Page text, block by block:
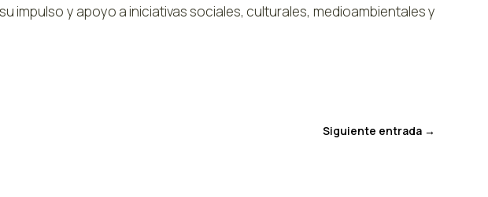
impulso y apoyo a iniciativas sociales, culturales, medioambientales y
Siguiente entrada→